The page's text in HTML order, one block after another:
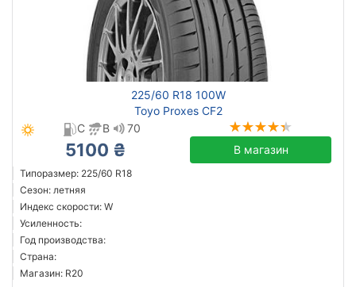
225/60 R18 100W
Toyo Proxes CF2
C
B 70
5100 ₴ В магазин
Типоразмер: 225/60 R18
Сезон: летняя
Индекс скорости: W
Усиленность:
Год производства:
Страна:
Магазин: R20